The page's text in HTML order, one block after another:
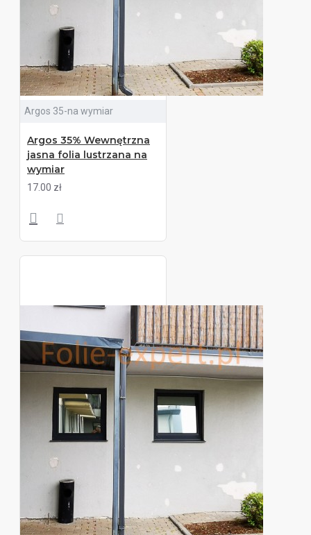
Argos 35-na wymiar
Argos 35% Wewnętrzna
jasna folia lustrzana na
wymiar
17.00 zł